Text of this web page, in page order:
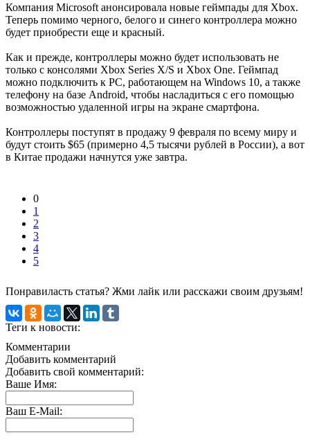
Компания Microsoft анонсировала новые геймпады для Xbox.
Теперь помимо черного, белого и синего контроллера можно
будет приобрести еще и красный.
Как и прежде, контроллеры можно будет использовать не
только с консолями Xbox Series X/S и Xbox One. Геймпад
можно подключить к PC, работающем на Windows 10, а также
телефону на базе Android, чтобы насладиться с его помощью
возможностью удаленной игры на экране смартфона.
Контроллеры поступят в продажу 9 февраля по всему миру и
будут стоить $65 (примерно 4,5 тысячи рублей в России), а вот
в Китае продажи начнутся уже завтра.
0
1
2
3
4
5
Понравиласть статья? Жми лайк или расскажи своим друзьям!
Теги к новости:
Комментарии
Добавить комментарий
Добавить свой комментарий:
Ваше Имя:
Ваш E-Mail: